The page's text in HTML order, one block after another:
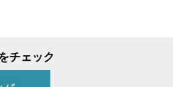
チェック